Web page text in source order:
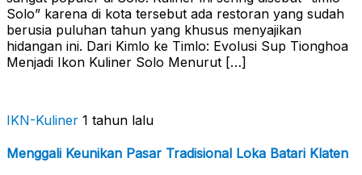
Solo” karena di kota tersebut ada restoran yang sudah
berusia puluhan tahun yang khusus menyajikan
hidangan ini. Dari Kimlo ke Timlo: Evolusi Sup Tionghoa
Menjadi Ikon Kuliner Solo Menurut […]
IKN-Kuliner 1 tahun lalu
Menggali Keunikan Pasar Tradisional Loka Batari Klaten